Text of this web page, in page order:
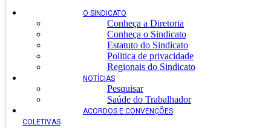
O SINDICATO
Conheça a Diretoria
Conheça o Sindicato
Estatuto do Sindicato
Politica de privacidade
Regionais do Sindicato
NOTÍCIAS
Pesquisar
Saúde do Trabalhador
ACORDOS E CONVENÇÕES
COLETIVAS